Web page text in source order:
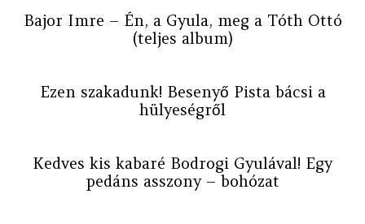
Bajor Imre – Én, a Gyula, meg a Tóth Ottó
(teljes album)
Ezen szakadunk! Besenyő Pista bácsi a
hülyeségről
Kedves kis kabaré Bodrogi Gyulával! Egy
pedáns asszony – bohózat